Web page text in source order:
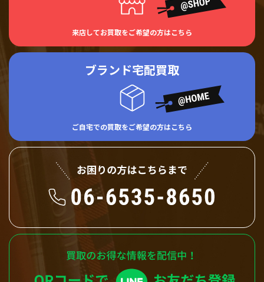
来店してお買取をご希望の方はこちら
ブランド宅配買取
ご自宅での買取をご希望の方はこちら